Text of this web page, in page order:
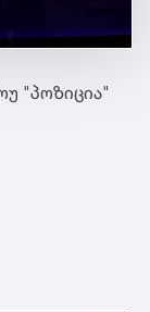
"პოზიცია"